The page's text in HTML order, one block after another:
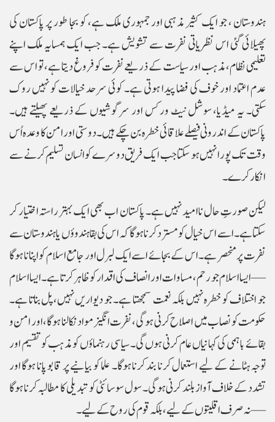
ہندوستان ، جو ایک کثیر مذہبی اور جمہوری ملک ہے، کو بجا طور پر پاکستان کی
پھیلائی گئی اس نظریاتی نفرت سے تشویش ہے۔ جب ایک ہمسایہ ملک اپنے
تعلیمی نظام، مذہب اور سیاست کے ذریعے نفرت کو فروغ دیتا ہے، تو اس سے
عدم اعتماد اور خوف کی فضا پیدا ہوتی ہے۔ کوئی سرحد خیالات کو نہیں روک
سکتی۔ یہ میڈیا، سوشل نیٹ ورکس اور سرگوشیوں کے ذریعے پھیلتے ہیں۔
پاکستان کے اندرونی فیصلے علاقائی خطرہ بن چکے ہیں۔ دوستی اور امن کا وعدہ اُس
وقت تک پورا نہیں ہو سکتا جب ایک فریق دوسرے کو انسان تسلیم کرنے سے
انکار کرے۔
لیکن صورتِ حال ناامید نہیں ہے۔ پاکستان اب بھی ایک بہتر راستہ اختیار کر
سکتا ہے۔ اسے اس خیال کو مسترد کرنا ہوگا کہ اس کی بقا ہندوؤں یا ہندوستان سے
نفرت پر منحصر ہے۔ اس کے بجائے اسے ایک لبرل اور جامع اسلام کو اپنانا ہوگا
—ایسا اسلام جو رحم، مساوات اور انصاف کی اقدار کو ظاہر کرتا ہے۔ ایسا اسلام
جو اختلاف کو خطرہ نہیں بلکہ نعمت سمجھتا ہے۔ جو دیواریں نہیں، پل بناتا ہے۔
حکومت کو نصاب میں اصلاح کرنی ہوگی، نفرت انگیز مواد نکالنا ہوگا، اور امن و
بقائے باہمی کی کہانیاں عام کرنی ہوں گی۔ سیاسی رہنماؤں کو مذہب کو تقسیم اور
توجہ ہٹانے کے لیے استعمال کرنا بند کرنا ہوگا۔ علما کو بیانیے پر قابو پانا ہوگا اور
تشدد کے خلاف آواز بلند کرنی ہوگی۔ سول سوسائٹی کو تبدیلی کا مطالبہ کرنا ہوگا
—نہ صرف اقلیتوں کے لیے، بلکہ قوم کی روح کے لیے۔